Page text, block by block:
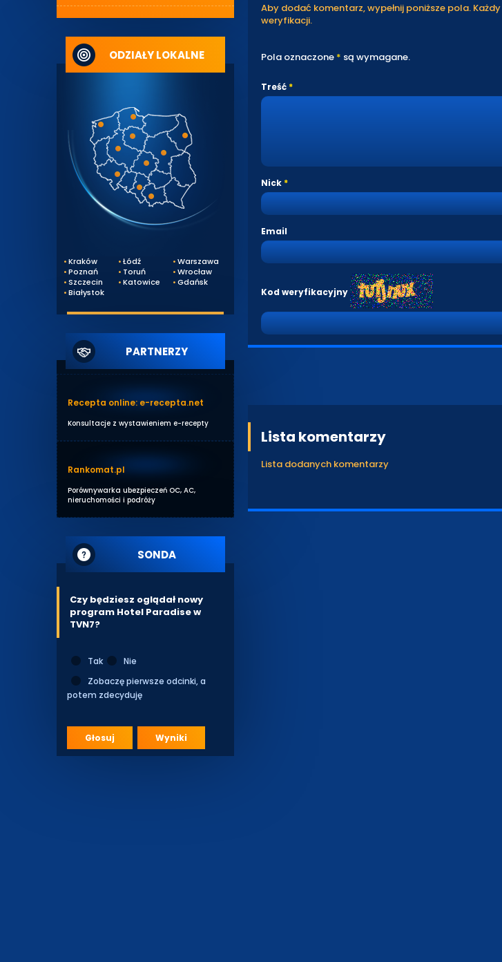
ODZIAŁY LOKALNE
Kraków Łódź
Warszawa
Poznań
Toruń
Wrocław
Szczecin
Katowice
Gdańsk
Białystok
PARTNERZY
Recepta online: e-recepta.net
Konsultacje z wystawieniem e-recepty
Rankomat.pl
Porównywarka ubezpieczeń OC, AC,
nieruchomości i podróży
SONDA
Czy będziesz oglądał nowy
program Hotel Paradise w
TVN7?
Tak
Nie
Zobaczę pierwsze odcinki, a
potem zdecyduję
Głosuj Wyniki
Aby dodać komentarz, wypełnij poniższe pola.
weryfikacji.
Pola oznaczone * są wymagane.
Treść
Nick
Email
Kod weryfikacyjny
Lista komentarzy
Lista dodanych komentarzy